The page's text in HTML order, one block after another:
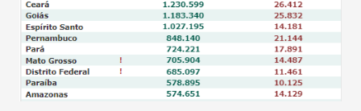
mercado de trabalho, e esse lugar não nos foi dado de
presente. A ONU Mulheres - Entidade das Nações Unidas
para a Igualdade de Gênero e Empoderamento das
Mulheres - criou uma lista com 7 princípios básicos do